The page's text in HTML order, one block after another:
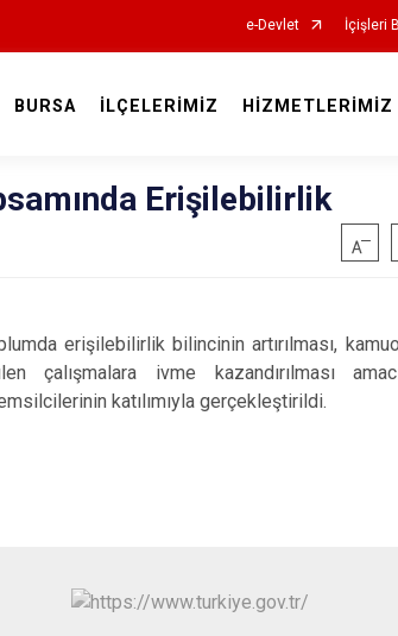
e-Devlet İçişleri
BURSA İLÇELERİMİZ HİZMETLERİMİZ
Erişilebilirlik
erişilebilirlik bilincinin artırılması,
çalışmalara ivme kazandırılması
katılımıyla gerçekleştirildi.